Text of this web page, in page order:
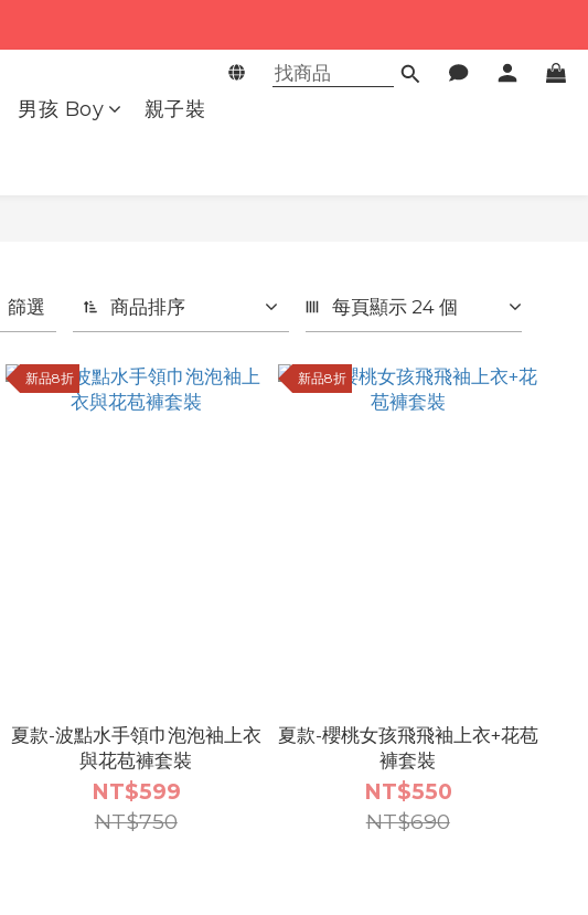
男孩 Boy 親子裝
篩選 商品排序 每頁顯示 24 個
新品8折
夏款-波點水手領巾泡泡袖上衣
與花苞褲套裝
NT$599
NT$750
新品8折
夏款-櫻桃女孩飛飛袖上衣+花苞
褲套裝
NT$550
NT$690